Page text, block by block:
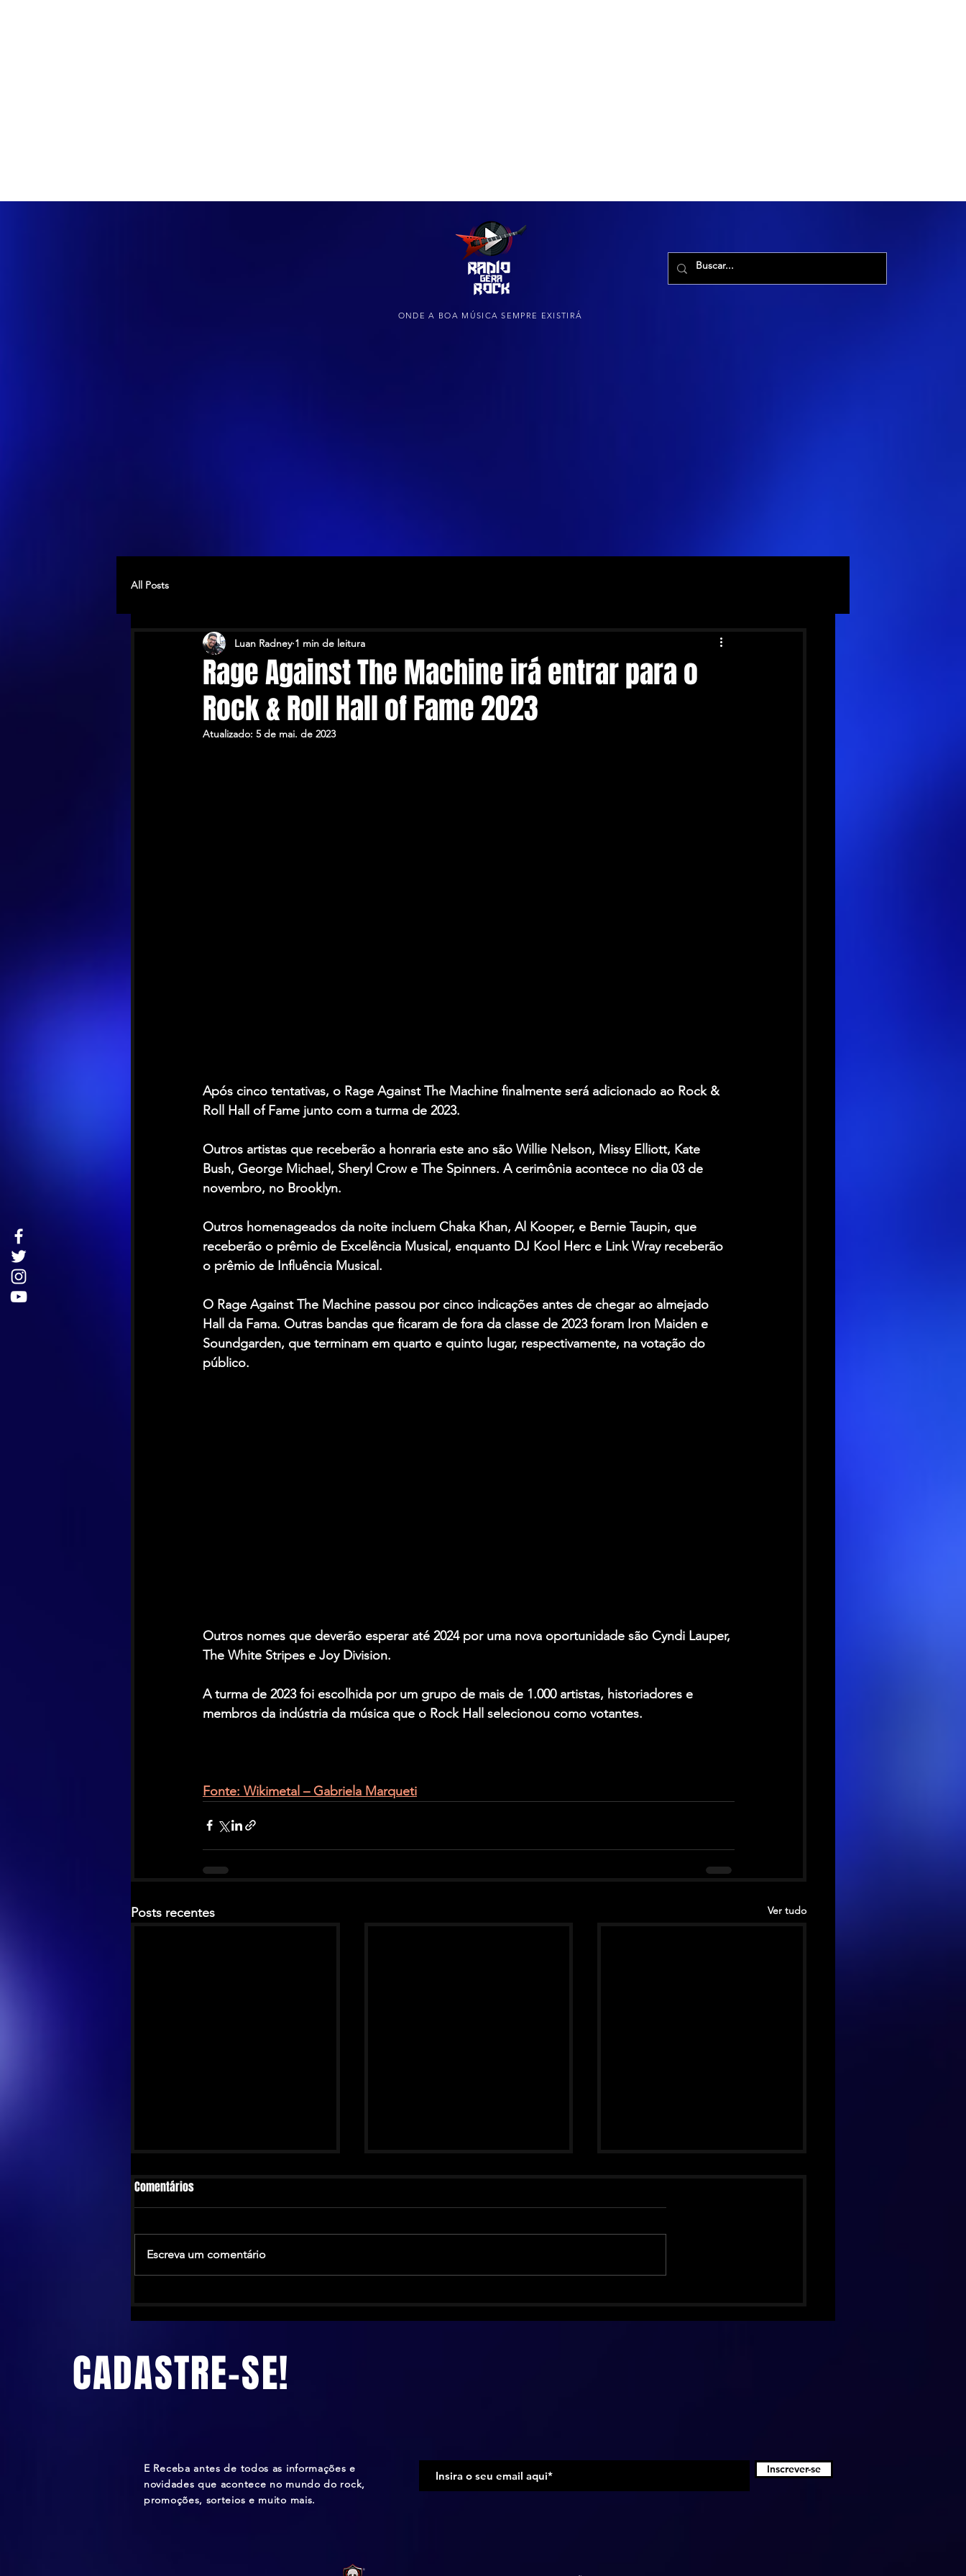
ONDE A BOA MÚSICA SEMPRE EXISTIRÁ
All Posts
Rage Against The Machine irá entrar para o
Rock & Roll Hall of Fame 2023
Luan Radney 1 min de leitura
Atualizado: 5 de mai. de 2023
Após cinco tentativas, o Rage Against The Machine finalmente será adicionado ao Rock &
Roll Hall of Fame junto com a turma de 2023.
Outros artistas que receberão a honraria este ano são Willie Nelson, Missy Elliott, Kate
Bush, George Michael, Sheryl Crow e The Spinners. A cerimônia acontece no dia 03 de
novembro, no Brooklyn.
Outros homenageados da noite incluem Chaka Khan, Al Kooper, e Bernie Taupin, que
receberão o prêmio de Excelência Musical, enquanto DJ Kool Herc e Link Wray receberão
o prêmio de Influência Musical.
O Rage Against The Machine passou por cinco indicações antes de chegar ao almejado
Hall da Fama. Outras bandas que ficaram de fora da classe de 2023 foram Iron Maiden e
Soundgarden, que terminam em quarto e quinto lugar, respectivamente, na votação do
público.
Outros nomes que deverão esperar até 2024 por uma nova oportunidade são Cyndi Lauper,
The White Stripes e Joy Division.
A turma de 2023 foi escolhida por um grupo de mais de 1.000 artistas, historiadores e
membros da indústria da música que o Rock Hall selecionou como votantes.
Fonte: Wikimetal – Gabriela Marqueti
Posts recentes Ver tudo
2026
edição de luxo inédita
Comentários
Escreva um comentário
CADASTRE-SE!
E Receba antes de todos as informações e
novidades que acontece no mundo do rock,
promoções, sorteios e muito mais.
Inscrever-se